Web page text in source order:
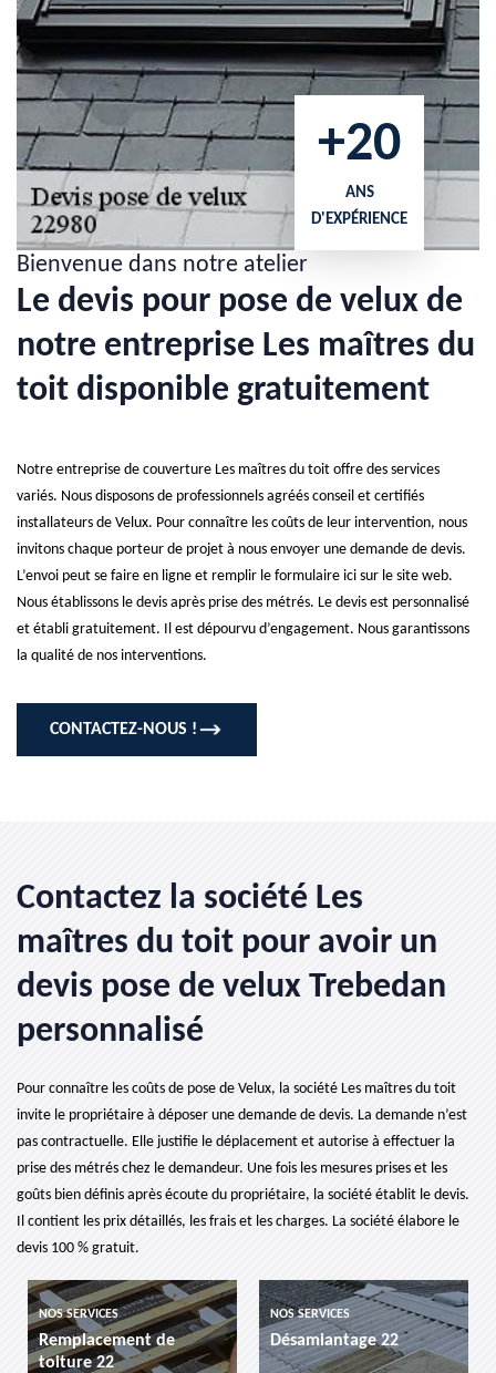
+20
ANS
D'EXPÉRIENCE
Bienvenue dans notre atelier
Le devis pour pose de velux de
notre entreprise Les maîtres du
toit disponible gratuitement
Notre entreprise de couverture Les maîtres du toit offre des services
variés. Nous disposons de professionnels agréés conseil et certifiés
installateurs de Velux. Pour connaître les coûts de leur intervention, nous
invitons chaque porteur de projet à nous envoyer une demande de devis.
L’envoi peut se faire en ligne et remplir le formulaire ici sur le site web.
Nous établissons le devis après prise des métrés. Le devis est personnalisé
et établi gratuitement. Il est dépourvu d’engagement. Nous garantissons
la qualité de nos interventions.
CONTACTEZ-NOUS !
Contactez la société Les
maîtres du toit pour avoir un
devis pose de velux Trebedan
personnalisé
Pour connaître les coûts de pose de Velux, la société Les maîtres du toit
invite le propriétaire à déposer une demande de devis. La demande n’est
pas contractuelle. Elle justifie le déplacement et autorise à effectuer la
prise des métrés chez le demandeur. Une fois les mesures prises et les
goûts bien définis après écoute du propriétaire, la société établit le devis.
Il contient les prix détaillés, les frais et les charges. La société élabore le
devis 100 % gratuit.
de
22
NOS SERVICES
Désamiantage 22
NOS